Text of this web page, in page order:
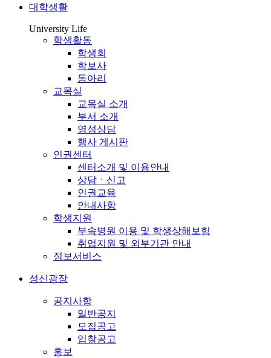
대학생활
University Life
학생활동
학생회
학보사
동아리
교목실
교목실 소개
부서 소개
영성상담
행사 게시판
인권센터
센터소개 및 이용안내
상담ㆍ신고
인권교육
안내사항
학생지원
부속병원 이용 및 학생상해보험
취업지원 및 외부기관 안내
정보서비스
성신광장
공지사항
일반공지
모집공고
입찰공고
홍보